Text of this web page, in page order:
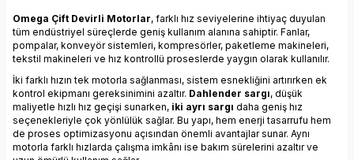
Omega Çift Devirli Motorlar, farklı hız seviyelerine ihtiyaç duyulan
tüm endüstriyel süreçlerde geniş kullanım alanına sahiptir. Fanlar,
pompalar, konveyör sistemleri, kompresörler, paketleme makineleri,
tekstil makineleri ve hız kontrollü proseslerde yaygın olarak kullanılır.
İki farklı hızın tek motorla sağlanması, sistem esnekliğini artırırken ek
kontrol ekipmanı gereksinimini azaltır. Dahlender sargı, düşük
maliyetle hızlı hız geçişi sunarken, iki ayrı sargı daha geniş hız
seçenekleriyle çok yönlülük sağlar. Bu yapı, hem enerji tasarrufu hem
de proses optimizasyonu açısından önemli avantajlar sunar. Aynı
motorla farklı hızlarda çalışma imkânı ise bakım sürelerini azaltır ve